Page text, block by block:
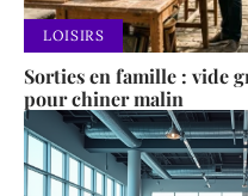
LOISIRS
Sorties en famille : vide
pour chiner malin